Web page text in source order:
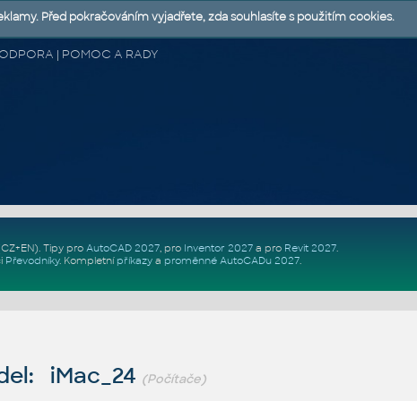
| POMOC A RADY
. Tipy pro AutoCAD 2027, pro Inventor 2027a pro Revit 2027.
Převodníky. Kompletní příkazya proměnné AutoCADu 2027.
iMac_24 (Počítače)
Před pokračováním vyjadřete, zda souhlasíte s použitím cookies.